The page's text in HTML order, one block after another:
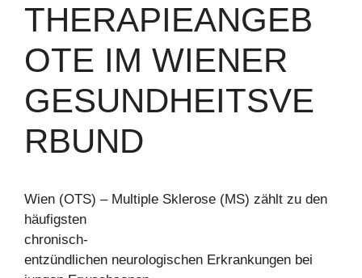
THERAPIEANGEB
OTE IM WIENER
GESUNDHEITSVE
RBUND
Wien (OTS) – Multiple Sklerose (MS) zählt zu den
häufigsten
chronisch-
entzündlichen neurologischen Erkrankungen bei